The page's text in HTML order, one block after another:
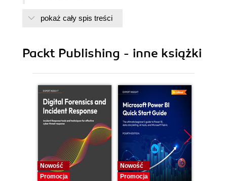
8. People Around Me
pokaż cały spis treści
Packt Publishing - inne książki
Nowość
Promocja
Nowość
Promocja